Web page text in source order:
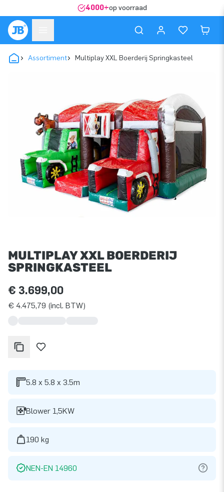
4000+op voorraad
Assortiment Multiplay XXL Boerderij Springkasteel
MULTIPLAY XXL BOERDERIJ
SPRINGKASTEEL
€ 3.699,00
€ 4.475,79 (incl. BTW)
5.8 x 5.8 x 3.5m
Blower 1,5KW
190 kg
NEN-EN 14960